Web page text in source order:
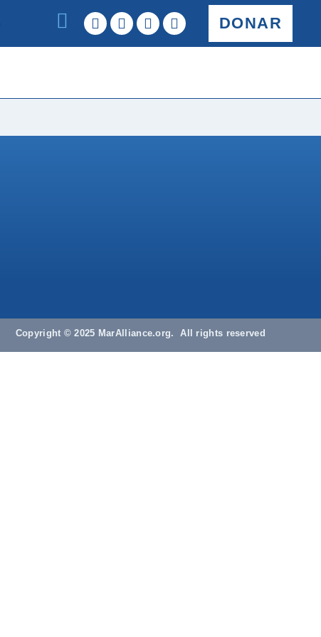
DONAR
Copyright © 2025 MarAlliance.org. All rights reserved